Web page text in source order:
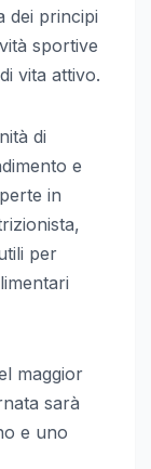
dei principi
sportive
vita attivo.
di
e
in
per
maggior
sarà
e uno